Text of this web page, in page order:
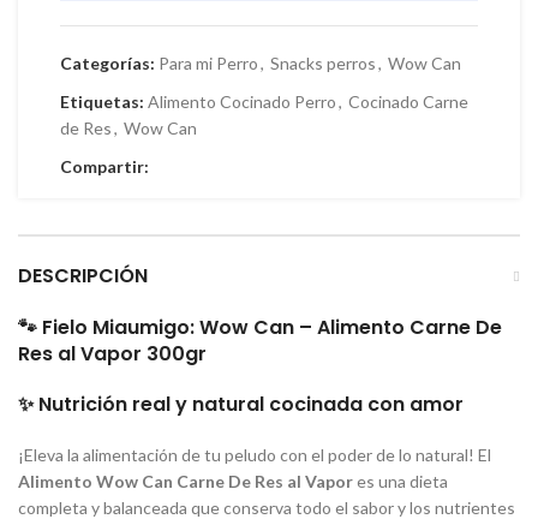
Categorías: Para mi Perro, Snacks perros, Wow Can
Etiquetas: Alimento Cocinado Perro, Cocinado Carne
de Res, Wow Can
Compartir:
DESCRIPCIÓN
🐾 Fielo Miaumigo: Wow Can – Alimento Carne De
Res al Vapor 300gr
✨ Nutrición real y natural cocinada con amor
¡Eleva la alimentación de tu peludo con el poder de lo natural! El
Alimento Wow Can Carne De Res al Vapores una dieta
completa y balanceada que conserva todo el sabor y los nutrientes